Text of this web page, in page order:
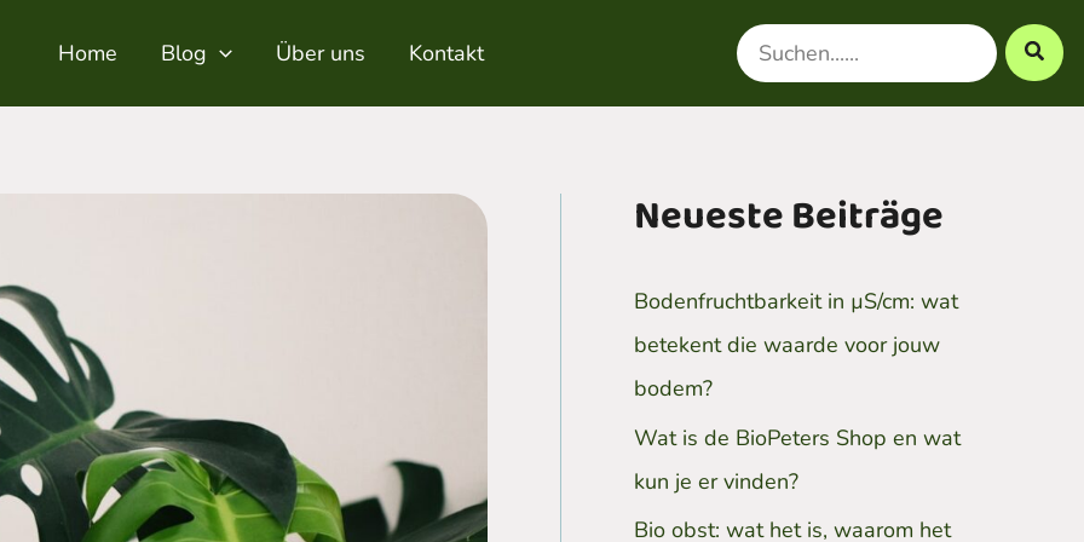
Home Blog Über uns Kontakt
Search
for:
Neueste Beiträge
Bodenfruchtbarkeit in µS/cm: wat
betekent die waarde voor jouw
bodem?
Wat is de BioPeters Shop en wat
kun je er vinden?
Bio obst: wat het is, waarom het